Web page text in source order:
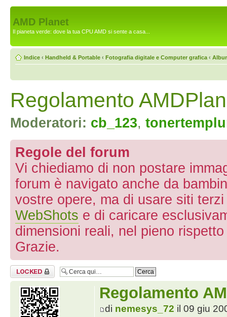
AMD Planet
Il pianeta verde: dove la tua CPU AMD si sente a casa...
Indice ‹ Handheld & Portable ‹ Fotografia digitale e Computer grafica ‹
Regolamento
Moderatori: cb_123,
Regole del forum
Vi chiediamo di non postare
forum è navigato anche da
vostre opere, ma di usare siti
WebShots e di caricare
dimensioni reali, nel pieno
Grazie.
Argomento
bloccato
Regolamento
di nemesys_72 il 09 giu